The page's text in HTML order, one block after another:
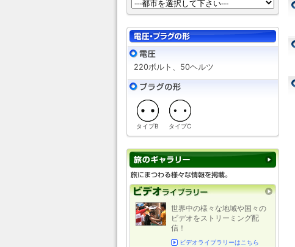
220ボルト、50ヘルツ
タイプB タイプC
世界中の様々な地域や国々の
ビデオをストリーミング配
信！
ビデオライブラリーはこちら